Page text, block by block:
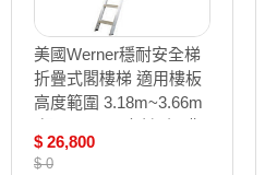
美國Werner穩耐安全梯
折疊式閣樓梯 適用樓板
高度範圍 3.18m~3.66m
後無法退換貨）
$ 26,800
$ 0